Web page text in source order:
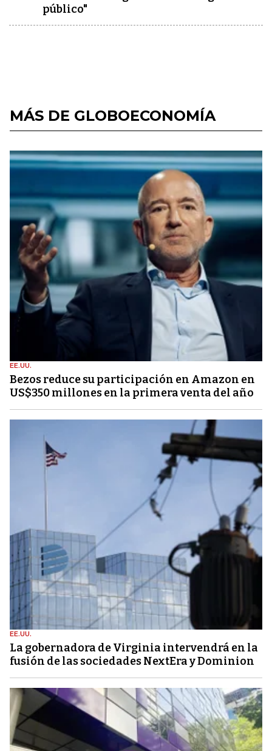
público"
MÁS DE GLOBOECONOMÍA
EE.UU.
Bezos reduce su participación en Amazon en
US$350 millones en la primera venta del año
EE.UU.
La gobernadora de Virginia intervendrá en la
fusión de las sociedades NextEra y Dominion